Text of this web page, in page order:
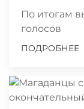
По итогам
голосов
ПОДРОБНЕЕ